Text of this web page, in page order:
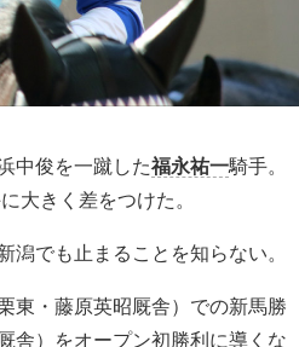
中俊を一蹴した福永祐一騎手。
大きく差をつけた。
でも止まることを知らない。
東・藤原英昭厩舎）での新馬勝
舎）をオープン初勝利に導くな